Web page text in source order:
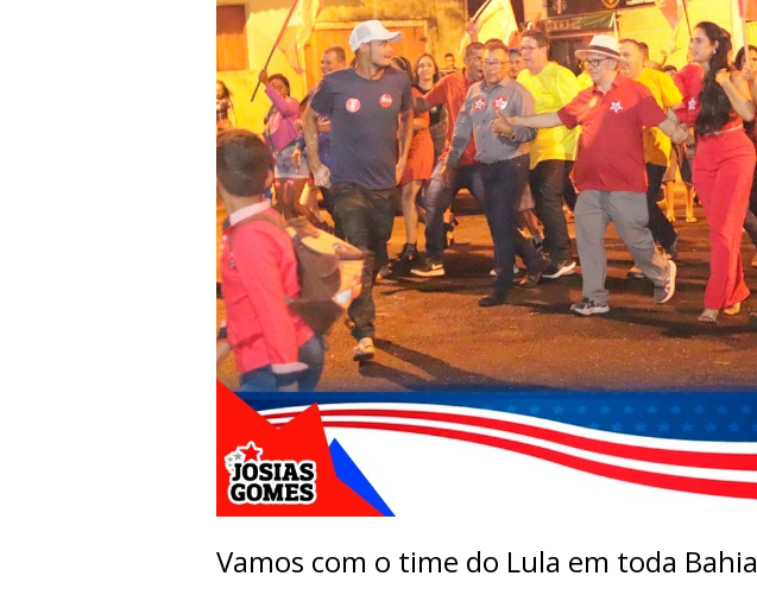
Vamos com o time do Lula em toda Bahia